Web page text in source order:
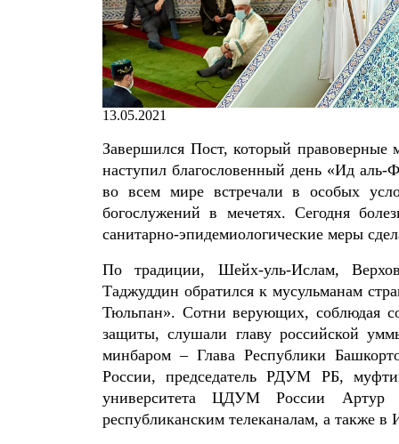
13.05.2021
Завершился Пост, который правоверные
наступил благословенный день «Ид аль-
во всем мире встречали в особых
богослужений в мечетях. Сегодня
санитарно-эпидемиологические меры
По традиции, Шейх-уль-Ислам,
Таджуддин обратился к мусульманам
Тюльпан». Сотни верующих, соблюдая
защиты, слушали главу российской
минбаром – Глава Республики
России, председатель РДУМ РБ,
университета ЦДУМ России Артур
республиканским телеканалам, а также